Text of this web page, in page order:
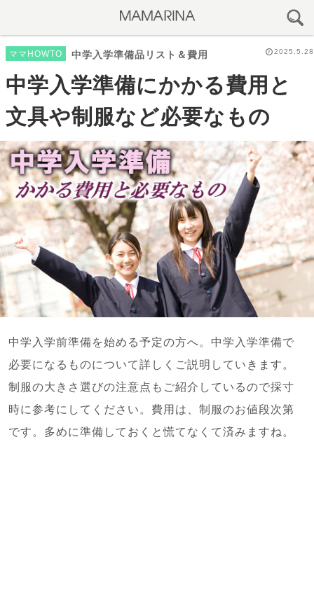
ママHOWTO 中学入学準備品リスト＆費用 2025.5.28
中学入学準備にかかる費用と
文具や制服など必要なもの
中学入学前準備を始める予定の方へ。中学入学準備で
必要になるものについて詳しくご説明していきます。
制服の大きさ選びの注意点もご紹介しているので採寸
時に参考にしてください。費用は、制服のお値段次第
です。多めに準備しておくと慌てなくて済みますね。